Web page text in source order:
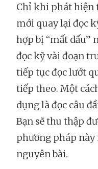
Chỉ khi phát hiện
mới quay lại đọc
hợp bị “mất dấu”
đọc kỹ vài đoạn
tiếp tục đọc lướt
tiếp theo. Một
dụng là đọc câu
Bạn sẽ thu thập
phương pháp này
nguyên bài.